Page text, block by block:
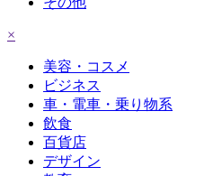
×
美容・コスメ
ビジネス
車・電車・乗り物系
飲食
百貨店
デザイン